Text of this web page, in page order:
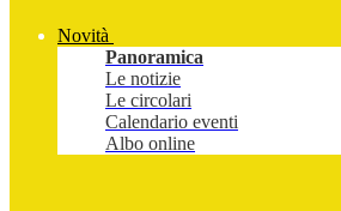
Novità
Panoramica
Le notizie
Le circolari
Calendario eventi
Albo online